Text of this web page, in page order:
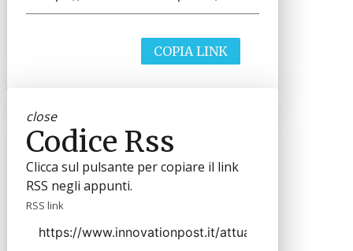
COPIA LINK
close
Codice Rss
Clicca sul pulsante per copiare il link
RSS negli appunti.
RSS link